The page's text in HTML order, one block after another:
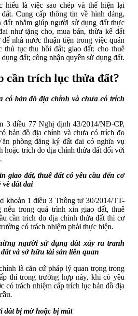
hiểu là việc sao chép và thể hiện lại
Cung cấp thông tin về hình dáng,
nhằm giúp người sử dụng đất thực
như tặng cho, mua bán, thừa kế đất
nhà nước thuận tiện trong việc quản
thủ tục thu hồi đất; giao đất; cho thuê
đất; công nhận quyền sử dụng đất.
cần trích lục thửa đất?
có bản đồ địa chính và chưa có trích
3 điều 77 Nghị định 43/2014/NĐ-CP,
bản đồ địa chính và chưa có trích đo
phòng đăng ký đất đai có nghĩa vụ
hoặc trích đo địa chính thửa đất đối với
giao đất, thuê đất có yêu cầu đến cơ
đất đai
khoản 1 điều 3 Thông tư 30/2014/TT-
trong quá trình xin giao đất, thuê
cần trích đo địa chính thửa đất thì cơ
có trách nhiệm phải thực hiện.
người sử dụng đất xảy ra tranh
và sở hữu tài sản liên quan
là căn cứ pháp lý quan trọng trong
thì trong trường hợp này, khi có yêu
có trách nhiệm cấp trích lục bản đồ địa
bị mờ hoặc bị mất